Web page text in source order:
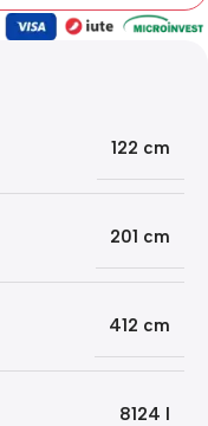
122 cm
201 cm
412 cm
8124 l